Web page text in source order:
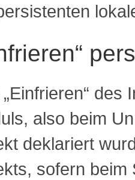
des
also beim
deklariert
sofern beim